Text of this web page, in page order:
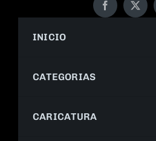
INICIO
CATEGORIAS
CARICATURA